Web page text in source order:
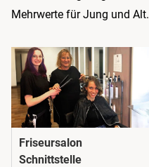
Mehrwerte für Jung und Alt.
Friseursalon
Schnittstelle